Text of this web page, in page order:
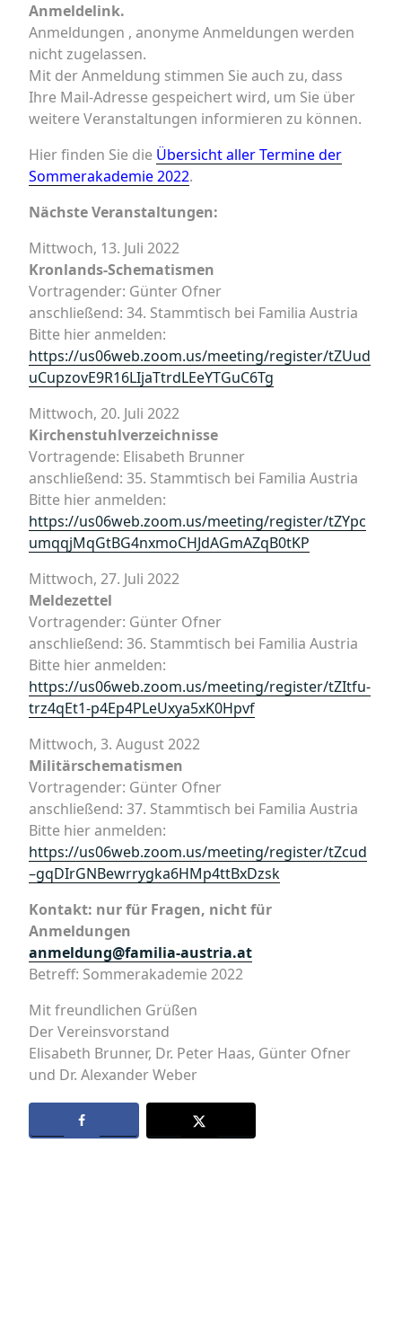
Anmeldelink.
Anmeldungen , anonyme Anmeldungen werden
nicht zugelassen.
Mit der Anmeldung stimmen Sie auch zu, dass
Ihre Mail-Adresse gespeichert wird, um Sie über
weitere Veranstaltungen informieren zu können.
Hier finden Sie die Übersicht aller Termine der
Sommerakademie 2022.
Nächste Veranstaltungen:
Mittwoch, 13. Juli 2022
Kronlands-Schematismen
Vortragender: Günter Ofner
anschließend: 34. Stammtisch bei Familia Austria
Bitte hier anmelden:
https://us06web.zoom.us/meeting/register/tZUud
uCupzovE9R16LIjaTtrdLEeYTGuC6Tg
Mittwoch, 20. Juli 2022
Kirchenstuhlverzeichnisse
Vortragende: Elisabeth Brunner
anschließend: 35. Stammtisch bei Familia Austria
Bitte hier anmelden:
https://us06web.zoom.us/meeting/register/tZYpc
umqqjMqGtBG4nxmoCHJdAGmAZqB0tKP
Mittwoch, 27. Juli 2022
Meldezettel
Vortragender: Günter Ofner
anschließend: 36. Stammtisch bei Familia Austria
Bitte hier anmelden:
https://us06web.zoom.us/meeting/register/tZItfu-
trz4qEt1-p4Ep4PLeUxya5xK0Hpvf
Mittwoch, 3. August 2022
Militärschematismen
Vortragender: Günter Ofner
anschließend: 37. Stammtisch bei Familia Austria
Bitte hier anmelden:
https://us06web.zoom.us/meeting/register/tZcud
–gqDIrGNBewrrygka6HMp4ttBxDzsk
Kontakt: nur für Fragen, nicht für
Anmeldungen
anmeldung@familia-austria.at
Betreff: Sommerakademie 2022
Mit freundlichen Grüßen
Der Vereinsvorstand
Elisabeth Brunner, Dr. Peter Haas, Günter Ofner
und Dr. Alexander Weber